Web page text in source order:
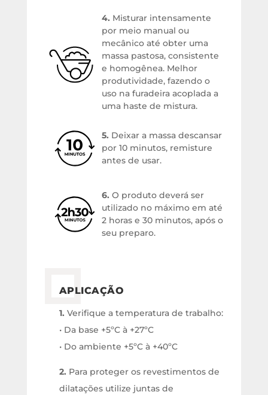
4. Misturar intensamente
por meio manual ou
mecânico até obter uma
massa pastosa, consistente
e homogênea. Melhor
produtividade, fazendo o
uso na furadeira acoplada a
uma haste de mistura.
5. Deixar a massa descansar
por 10 minutos, remisture
antes de usar.
6. O produto deverá ser
utilizado no máximo em até
2 horas e 30 minutos, após o
seu preparo.
APLICAÇÃO
1. Verifique a temperatura de trabalho:
• Da base +5ºC à +27ºC
• Do ambiente +5ºC à +40ºC
2. Para proteger os revestimentos de
dilatações utilize juntas de